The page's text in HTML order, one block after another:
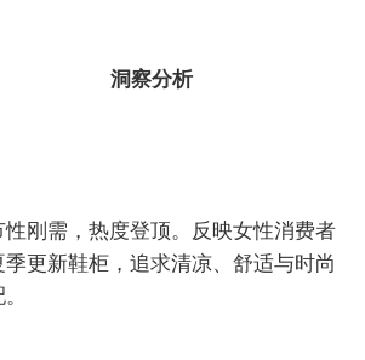
洞察分析
性刚需，热度登顶。反映女性消费者
季更新鞋柜，追求清凉、舒适与时尚